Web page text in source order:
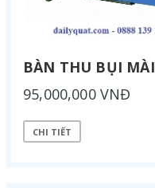
BÀN THU BỤI MÀI
95,000,000 VNĐ
CHI TIẾT